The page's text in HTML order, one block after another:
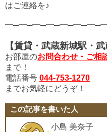
はご連絡を♪
【賃貸・武蔵新城駅・武
お部屋のお問合わせ・ご相
まで！
電話番号 044-753-1270
までお気軽にどうぞ！
この記事を書いた人
小島 美奈子